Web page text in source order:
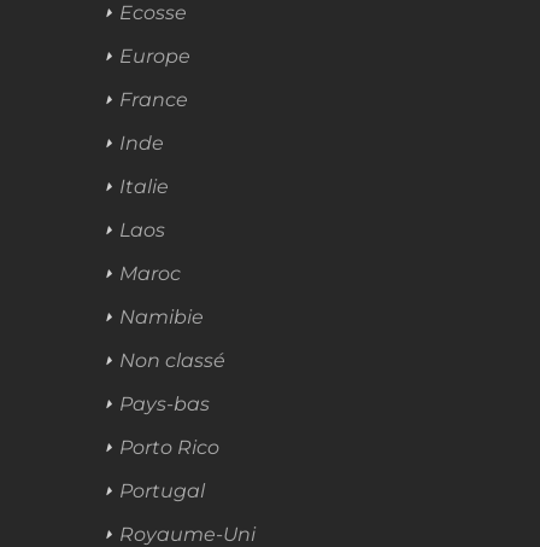
Ecosse
Europe
France
Inde
Italie
Laos
Maroc
Namibie
Non classé
Pays-bas
Porto Rico
Portugal
Royaume-Uni